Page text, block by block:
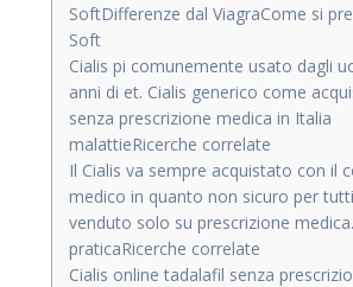
SoftDifferenze dal ViagraCome si
Soft
Cialis pi comunemente usato dagli
anni di et. Cialis generico come
senza prescrizione medica in Italia
malattieRicerche correlate
Il Cialis va sempre acquistato con il
medico in quanto non sicuro per
venduto solo su prescrizione
praticaRicerche correlate
Cialis online tadalafil senza